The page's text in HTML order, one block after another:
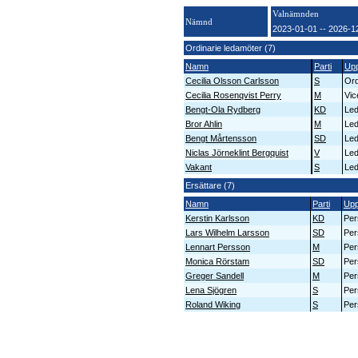
Nämnd
Valnämnden
2023-01-01 -- 2026-
Ordinarie ledamöter (7)
Namn
Parti
Cecilia Olsson Carlsson
S
Cecilia Rosenqvist Perry
M
Bengt-Ola Rydberg
KD
Bror Ahlin
M
Bengt Mårtensson
SD
Niclas Jörneklint Bergquist
V
Vakant
S
Ersättare (7)
Namn
Parti
Kerstin Karlsson
KD
Lars Wilhelm Larsson
SD
Lennart Persson
M
Monica Rörstam
SD
Greger Sandell
M
Lena Sjögren
S
Roland Wiking
S